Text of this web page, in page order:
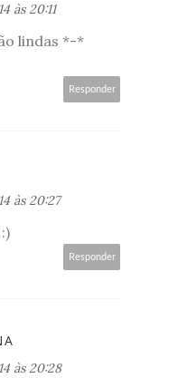
às 20:11
lindas *-*
Responder
às 20:27
Responder
às 20:28